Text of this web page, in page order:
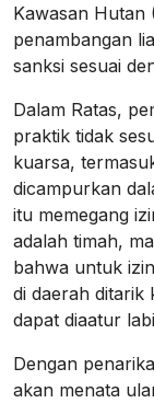
Kawasan Hutan
penambangan
sanksi sesuai
Dalam Ratas,
praktik tidak
kuarsa,
dicampurkan
itu memegang
adalah timah,
bahwa untuk
di daerah ditarik
dapat diaatur
Dengan
akan menata